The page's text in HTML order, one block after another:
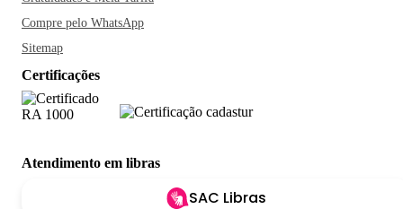
Compre pelo WhatsApp
Sitemap
Certificações
Atendimento em libras
SAC Libras